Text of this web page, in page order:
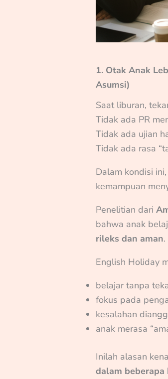
1. Otak Anak
Asumsi)
Saat liburan,
Tidak ada PR
Tidak ada ujian
Tidak ada rasa
Dalam kondisi ini,
kemampuan
Penelitian dari
bahwa anak
rileks dan aman.
English Holiday
belajar tanpa
fokus pada
kesalahan
anak merasa
Inilah alasan
dalam